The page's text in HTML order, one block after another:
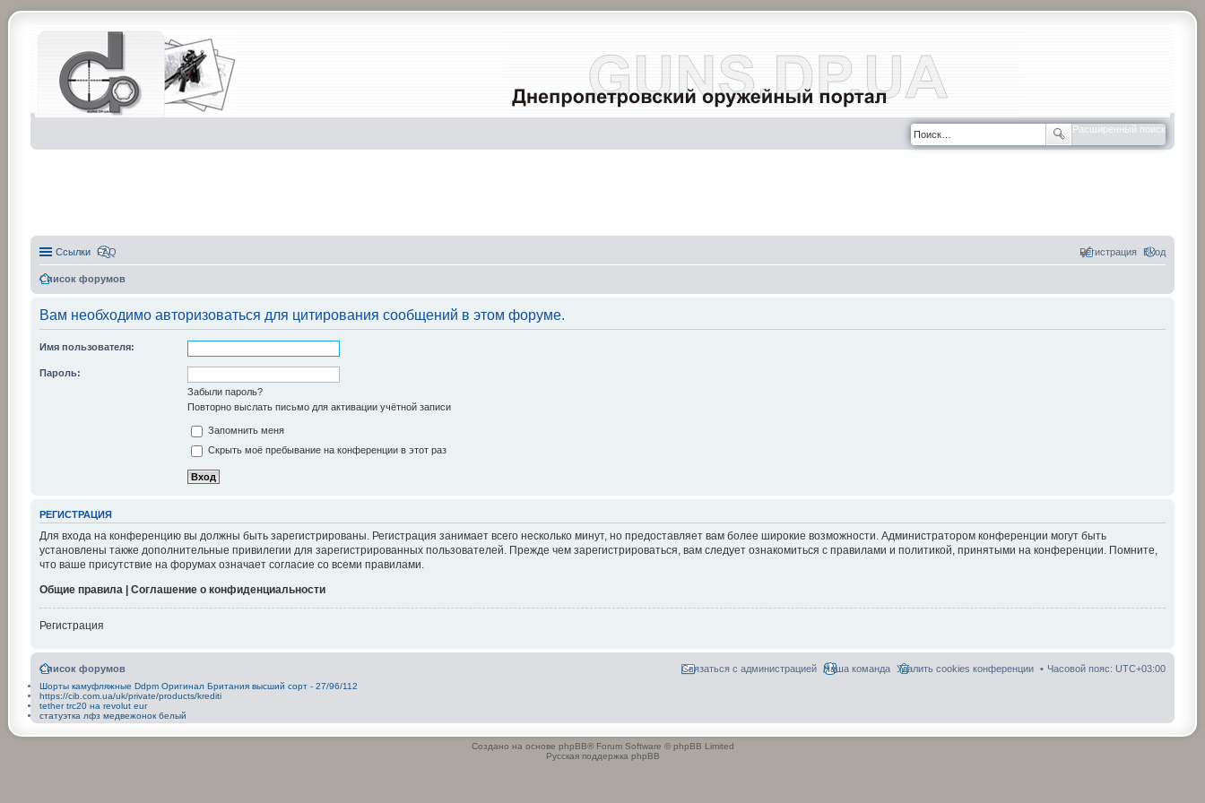
Расширенный поиск
Ссылки FAQ Вход
Регистрация
Список форумов
Вам необходимо авторизоваться для цитирования сообщений в этом форуме.
Имя пользователя:
Пароль:
Забыли пароль?
Повторно выслать письмо для активации учётной записи
Запомнить меня
Скрыть моё пребывание на конференции в этот раз
РЕГИСТРАЦИЯ
Для входа на конференцию вы должны быть зарегистрированы. Регистрация занимает всего несколько минут, но предоставляет вам более широкие возможности. Администратором конференции могут быть
установлены также дополнительные привилегии для зарегистрированных пользователей. Прежде чем зарегистрироваться, вам следует ознакомиться с правилами и политикой, принятыми на конференции. Помните,
что ваше присутствие на форумах означает согласие со всеми правилами.
Общие правила | Соглашение о конфиденциальности
Регистрация
Список форумов Часовой пояс: UTC+03:00
Удалить cookies конференции
Наша команда
Связаться с администрацией
Шорты камуфляжные Ddpm Оригинал Британия высший сорт - 27/96/112
https://cib.com.ua/uk/private/products/krediti
tether trc20 на revolut eur
статуэтка лфз медвежонок белый
Создано на основе phpBB® Forum Software © phpBB Limited
Русская поддержка phpBB